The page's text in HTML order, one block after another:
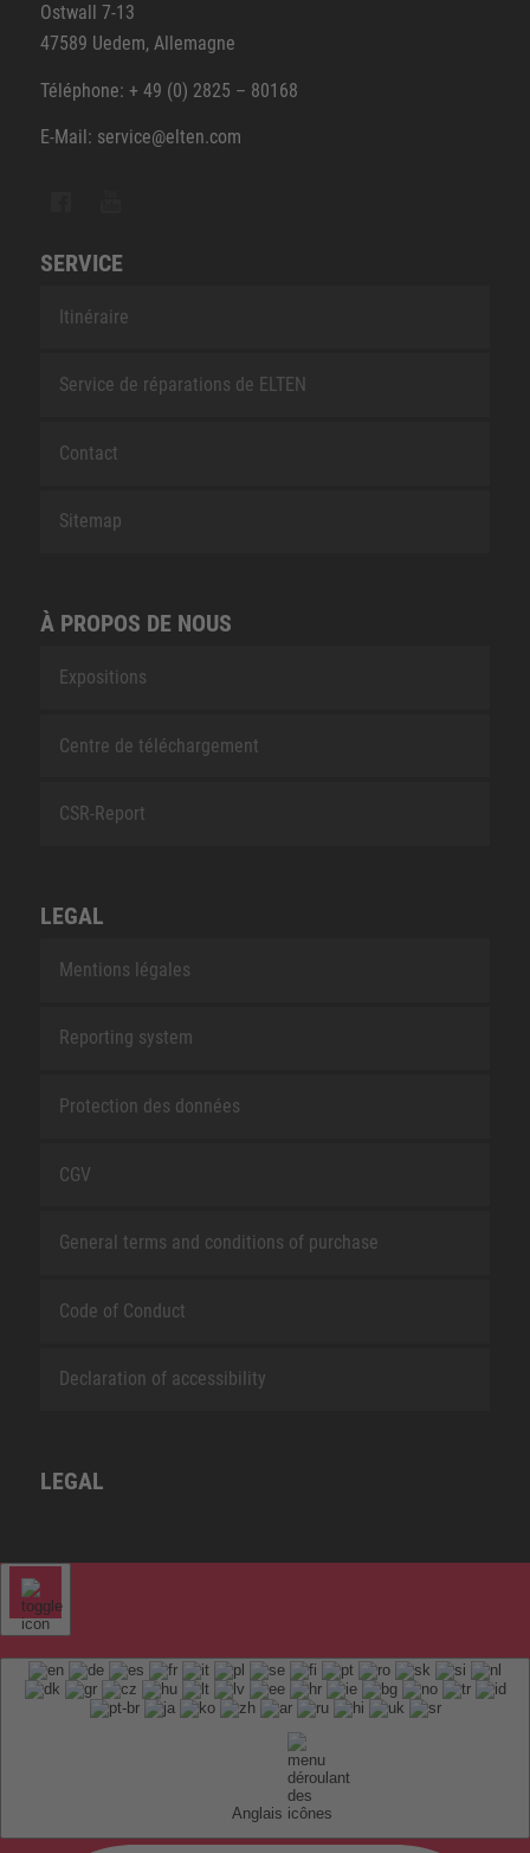
Ostwall 7-13
47589 Uedem, Allemagne
Téléphone: + 49 (0) 2825 – 80168
E-Mail: service@elten.com
SERVICE
Itinéraire
Service de réparations de ELTEN
Contact
Sitemap
À PROPOS DE NOUS
Expositions
Centre de téléchargement
CSR-Report
LEGAL
Mentions légales
Reporting system
Protection des données
CGV
General terms and conditions of purchase
Code of Conduct
Declaration of accessibility
LEGAL
Anglais